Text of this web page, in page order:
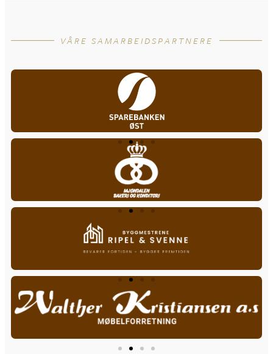
VÅRE SAMARBEIDSPARTNERE